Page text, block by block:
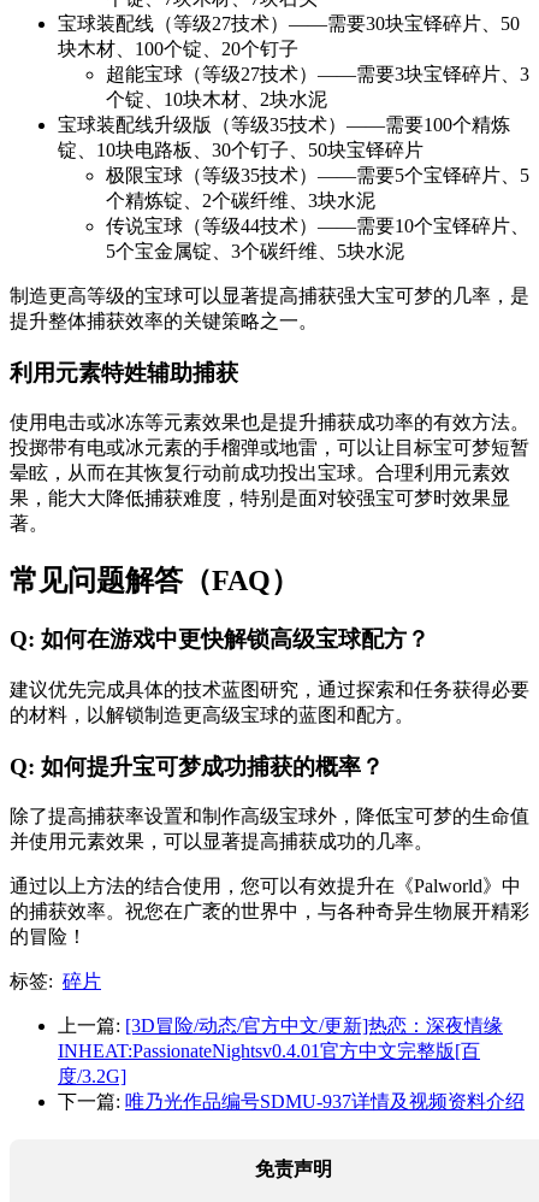
宝球装配线（等级27技术）——需要30块宝铎碎片、50
块木材、100个锭、20个钉子
超能宝球（等级27技术）——需要3块宝铎碎片、3
个锭、10块木材、2块水泥
宝球装配线升级版（等级35技术）——需要100个精炼
锭、10块电路板、30个钉子、50块宝铎碎片
极限宝球（等级35技术）——需要5个宝铎碎片、5
个精炼锭、2个碳纤维、3块水泥
传说宝球（等级44技术）——需要10个宝铎碎片、
5个宝金属锭、3个碳纤维、5块水泥
制造更高等级的宝球可以显著提高捕获强大宝可梦的几率，是
提升整体捕获效率的关键策略之一。
利用元素特姓辅助捕获
使用电击或冰冻等元素效果也是提升捕获成功率的有效方法。
投掷带有电或冰元素的手榴弹或地雷，可以让目标宝可梦短暂
晕眩，从而在其恢复行动前成功投出宝球。合理利用元素效
果，能大大降低捕获难度，特别是面对较强宝可梦时效果显
著。
常见问题解答（FAQ）
Q: 如何在游戏中更快解锁高级宝球配方？
建议优先完成具体的技术蓝图研究，通过探索和任务获得必要
的材料，以解锁制造更高级宝球的蓝图和配方。
Q: 如何提升宝可梦成功捕获的概率？
除了提高捕获率设置和制作高级宝球外，降低宝可梦的生命值
并使用元素效果，可以显著提高捕获成功的几率。
通过以上方法的结合使用，您可以有效提升在《Palworld》中
的捕获效率。祝您在广袤的世界中，与各种奇异生物展开精彩
的冒险！
标签: 碎片
上一篇: [3D冒险/动态/官方中文/更新]热恋：深夜情缘
INHEAT:PassionateNightsv0.4.01官方中文完整版[百
度/3.2G]
下一篇: 唯乃光作品编号SDMU-937详情及视频资料介绍
免责声明